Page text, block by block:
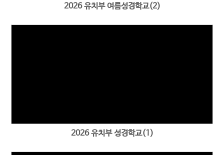
2026 유치부 여름성경학교(2)
2026 유치부 성경학교(1)